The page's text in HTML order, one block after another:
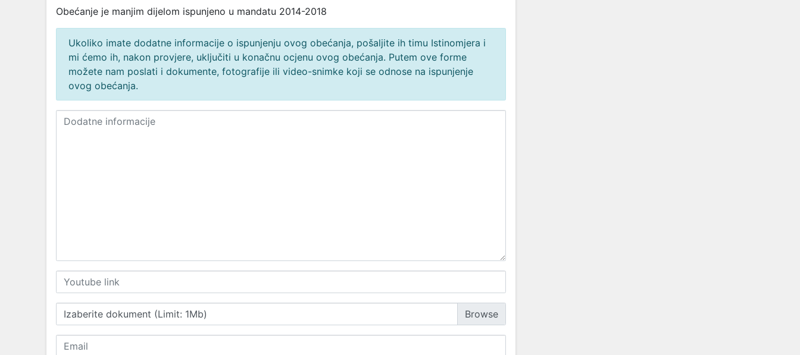
Obećanje je manjim dijelom ispunjeno u mandatu 2014-2018
Ukoliko imate dodatne informacije o ispunjenju ovog obećanja, pošaljite ih timu Istinomjera i
mi ćemo ih, nakon provjere, uključiti u konačnu ocjenu ovog obećanja. Putem ove forme
možete nam poslati i dokumente, fotografije ili video-snimke koji se odnose na ispunjenje
ovog obećanja.
Izaberite dokument (Limit: 1Mb)